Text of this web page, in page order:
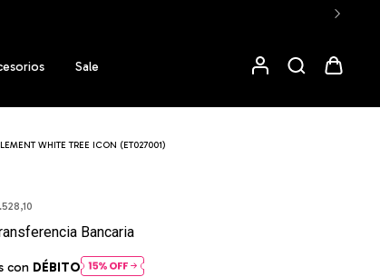
Sale
WHITE TREE ICON (ET027001)
Bancaria
con DÉBITO